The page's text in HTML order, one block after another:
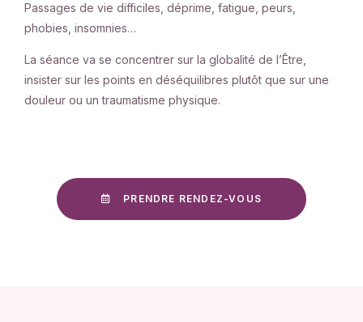
Passages de vie difficiles, déprime, fatigue, peurs,
phobies, insomnies…
La séance va se concentrer sur la globalité de l’Être,
insister sur les points en déséquilibres plutôt que sur une
douleur ou un traumatisme physique.
PRENDRE RENDEZ-VOUS